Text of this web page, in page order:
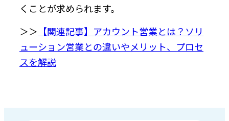
くことが求められます。
＞＞ 【関連記事】アカウント営業とは？ソリ
ューション営業との違いやメリット、プロセ
スを解説